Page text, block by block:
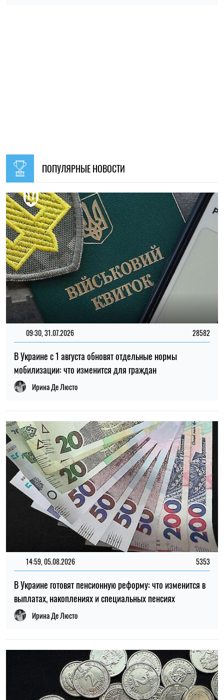
09:30, 31.07.2026
В Украине с 1 августа обновят отдельные нормы
мобилизации: что изменится для граждан
Ирина Де Люсто
14:59, 05.08.2026
В Украине готовят пенсионную реформу: что изменится в
выплатах, накоплениях и специальных пенсиях
Ирина Де Люсто
22:30, 23.07.2026
Украинцам выплатят до 37 800 грн: кто может получить
новую помощь от «Каритаса»
Алена Ткалич